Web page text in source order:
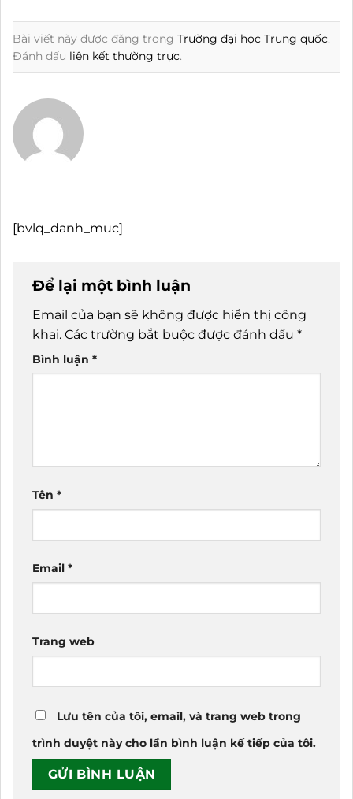
Bài viết này được đăng trong Trường đại học Trung quốc.
Đánh dấu liên kết thường trực.
[bvlq_danh_muc]
Để lại một bình luận
Email của bạn sẽ không được hiển thị công
khai. Các trường bắt buộc được đánh dấu *
Bình luận *
Tên *
Email *
Trang web
Lưu tên của tôi, email, và trang web trong
trình duyệt này cho lần bình luận kế tiếp của tôi.